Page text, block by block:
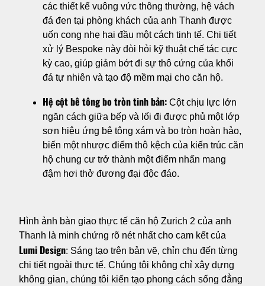
các thiết kế vuông vức thông thường, hệ vách
đá đen tại phòng khách của anh Thanh được
uốn cong nhẹ hai đầu một cách tinh tế. Chi tiết
xử lý Bespoke này đòi hỏi kỹ thuật chế tác cực
kỳ cao, giúp giảm bớt đi sự thô cứng của khối
đá tự nhiên và tạo độ mềm mại cho căn hộ.
Hệ cột bê tông bo tròn tinh bản: Cột chịu lực lớn
ngăn cách giữa bếp và lối đi được phủ một lớp
sơn hiệu ứng bê tông xám và bo tròn hoàn hảo,
biến một nhược điểm thô kệch của kiến trúc căn
hộ chung cư trở thành một điểm nhấn mang
đậm hơi thở đương đại độc đáo.
Hình ảnh bàn giao thực tế căn hộ Zurich 2 của anh
Thanh là minh chứng rõ nét nhất cho cam kết của
Lumi Design: Sáng tạo trên bản vẽ, chỉn chu đến từng
chi tiết ngoài thực tế. Chúng tôi không chỉ xây dựng
không gian, chúng tôi kiến tạo phong cách sống đẳng